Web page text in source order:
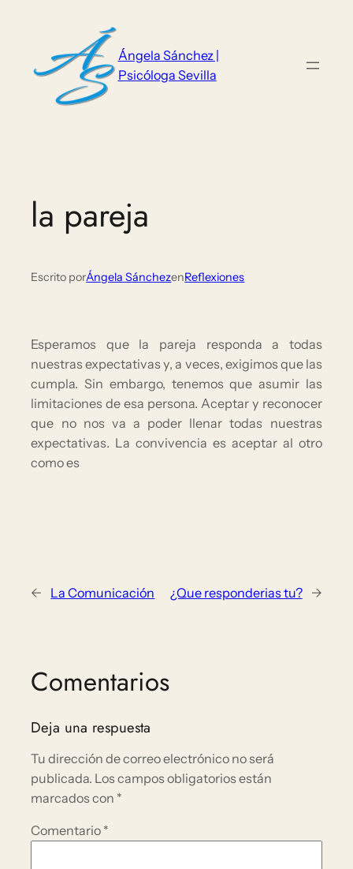
contenido
Ángela Sánchez |
Psicóloga Sevilla
la pareja
Escrito porÁngela SánchezenReflexiones
Esperamos que la pareja responda a todas
nuestras expectativas y, a veces, exigimos que las
cumpla. Sin embargo, tenemos que asumir las
limitaciones de esa persona. Aceptar y reconocer
que no nos va a poder llenar todas nuestras
expectativas. La convivencia es aceptar al otro
como es
← La Comunicación ¿Que responderias tu? →
Comentarios
Deja una respuesta
Tu dirección de correo electrónico no será
publicada. Los campos obligatorios están
marcados con *
Comentario *